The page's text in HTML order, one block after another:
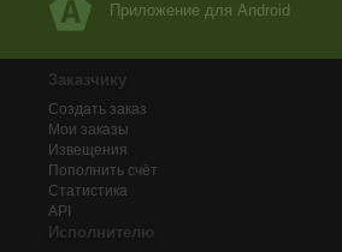
Приложение для Android
Заказчику
Создать заказ
Мои заказы
Извещения
Пополнить счёт
Статистика
API
Исполнителю